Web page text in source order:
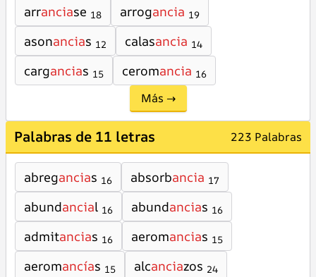
arranciase 18 arrogancia 19
asonancias 12 calasancia 14
cargancias 15 ceromancia 16
Más →
Palabras de 11 letras 223 Palabras
abregancias 16 absorbancia 17
abundancial 16 abundancias 16
admitancias 16 aeromancias 15
aeromancías 15 alcanciazos 24